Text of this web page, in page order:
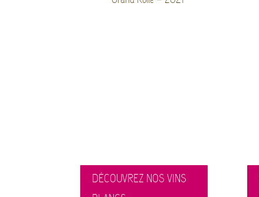
DÉCOUVREZ NOS VINS